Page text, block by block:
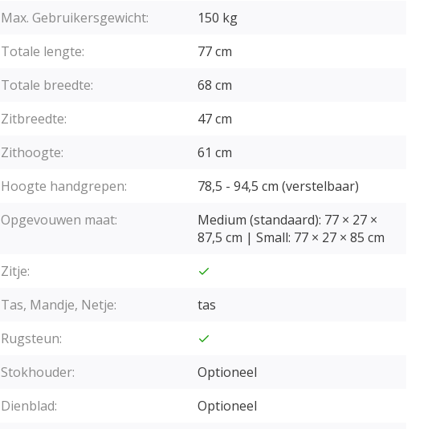
Max. Gebruikersgewicht:
150 kg
Totale lengte:
77 cm
Totale breedte:
68 cm
Zitbreedte:
47 cm
Zithoogte:
61 cm
Hoogte handgrepen:
78,5 - 94,5 cm (verstelbaar)
Opgevouwen maat:
Medium (standaard): 77 × 27 ×
87,5 cm | Small: 77 × 27 × 85 cm
Zitje:
Tas, Mandje, Netje:
tas
Rugsteun:
Stokhouder:
Optioneel
Dienblad:
Optioneel